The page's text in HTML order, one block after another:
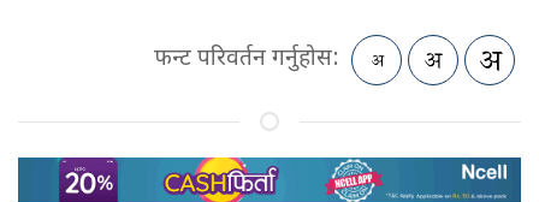
फन्ट परिवर्तन गर्नुहोस: